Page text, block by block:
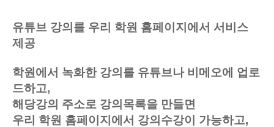
유튜브 강의를 우리 학원 홈페이지에서 서비스
제공
학원에서 녹화한 강의를 유튜브나 비메오에 업로
드하고,
해당강의 주소로 강의목록을 만들면
우리 학원 홈페이지에서 강의수강이 가능하고,